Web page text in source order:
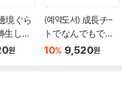
境ぐら
生して
にな
원
(예약도서) 成長チ-
トでなんでもでき
るようになったが,
10% 9,520원